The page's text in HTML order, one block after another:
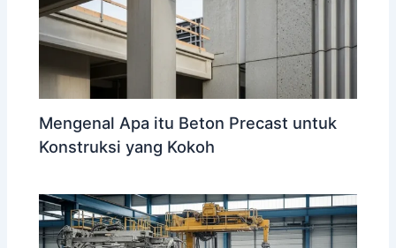
Mengenal Apa itu Beton Precast untuk
Konstruksi yang Kokoh